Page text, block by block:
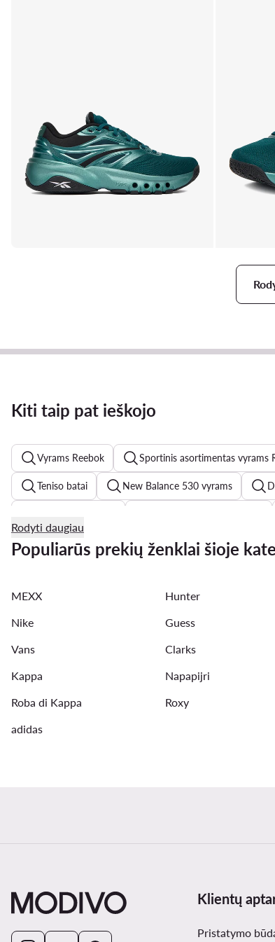
Kiti taip pat ieškojo
Vyrams Reebok Sportinis asortimentas vyrams
Teniso batai New Balance 530 vyrams
Skechers batai vyrams Converse vyrams
Maudymosi sortai vyrams Reebok vyrams
Rodyti daugiau
Populiarūs prekių ženklai šioje
MEXX Hunter
Nike
Guess
Vans
Clarks
Kappa
Napapijri
Roba di Kappa
Roxy
adidas
Klientų
Pristatymo